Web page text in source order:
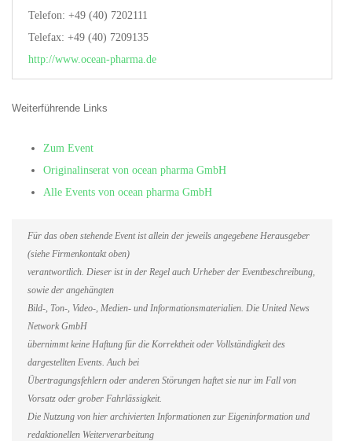
Telefon: +49 (40) 7202111
Telefax: +49 (40) 7209135
http://www.ocean-pharma.de
Weiterführende Links
Zum Event
Originalinserat von ocean pharma GmbH
Alle Events von ocean pharma GmbH
Für das oben stehende Event ist allein der jeweils angegebene Herausgeber
(siehe Firmenkontakt oben)
verantwortlich. Dieser ist in der Regel auch Urheber der Eventbeschreibung,
sowie der angehängten
Bild-, Ton-, Video-, Medien- und Informationsmaterialien. Die United News
Network GmbH
übernimmt keine Haftung für die Korrektheit oder Vollständigkeit des
dargestellten Events. Auch bei
Übertragungsfehlern oder anderen Störungen haftet sie nur im Fall von
Vorsatz oder grober Fahrlässigkeit.
Die Nutzung von hier archivierten Informationen zur Eigeninformation und
redaktionellen Weiterverarbeitung